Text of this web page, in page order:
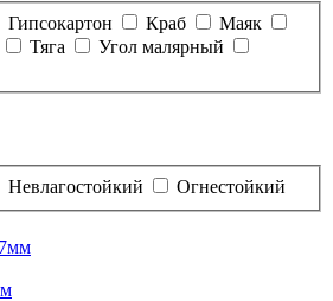
Гипсокартон Краб
Маяк
Тяга
Угол малярный
Невлагостойкий Огнестойкий